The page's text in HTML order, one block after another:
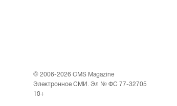
© 2006-2026 CMS Magazine
Электронное СМИ. Эл № ФС 77-32705
18+